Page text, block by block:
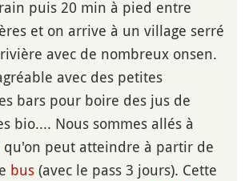
puis 20 min à pied entre
et on arrive à un village serré
avec de nombreux onsen.
avec des petites
bars pour boire des jus de
bio.... Nous sommes allés à
qu'on peut atteindre à partir de
bus (avec le pass 3 jours). Cette